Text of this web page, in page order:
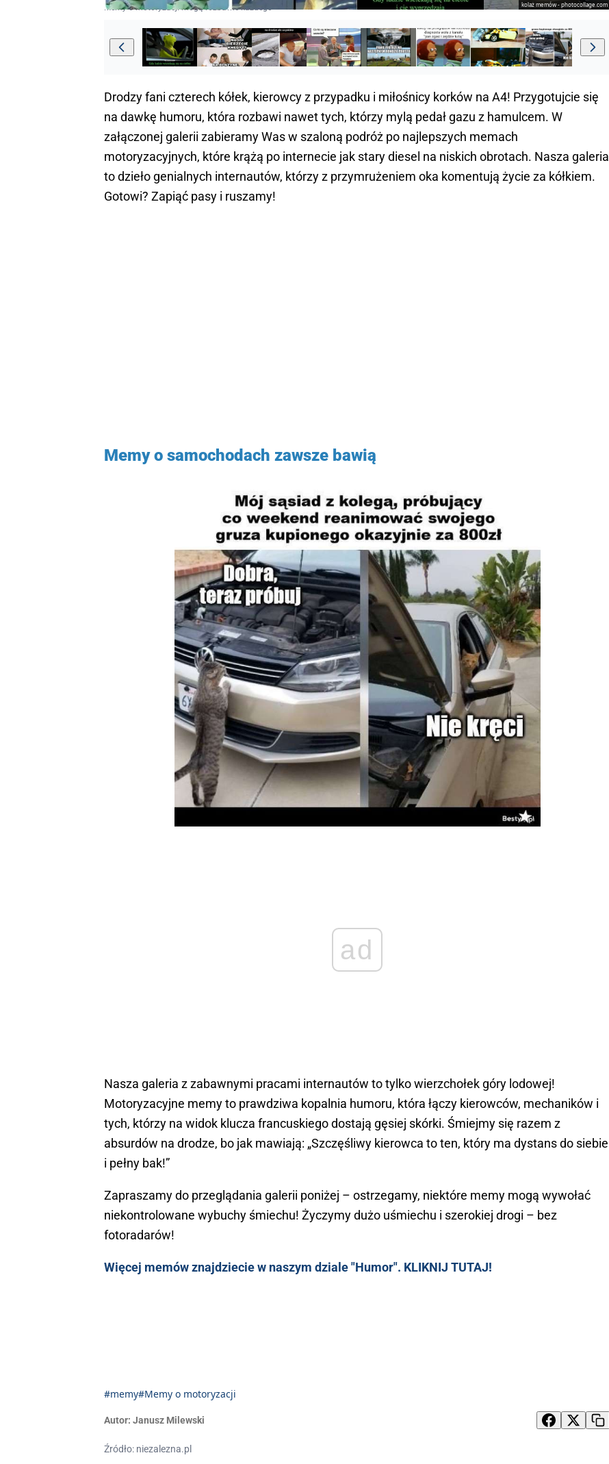
kolaż memów - photocollage.com
Memy o motoryzacji mogą rozbawić każdego
Drodzy fani czterech kółek, kierowcy z przypadku i miłośnicy korków na A4! Przygotujcie się
na dawkę humoru, która rozbawi nawet tych, którzy mylą pedał gazu z hamulcem. W
załączonej galerii zabieramy Was w szaloną podróż po najlepszych memach
motoryzacyjnych, które krążą po internecie jak stary diesel na niskich obrotach. Nasza galeria
to dzieło genialnych internautów, którzy z przymrużeniem oka komentują życie za kółkiem.
Gotowi? Zapiąć pasy i ruszamy!
Memy o samochodach zawsze bawią
ad
Nasza galeria z zabawnymi pracami internautów to tylko wierzchołek góry lodowej!
Motoryzacyjne memy to prawdziwa kopalnia humoru, która łączy kierowców, mechaników i
tych, którzy na widok klucza francuskiego dostają gęsiej skórki. Śmiejmy się razem z
absurdów na drodze, bo jak mawiają: „Szczęśliwy kierowca to ten, który ma dystans do siebie
i pełny bak!”
Zapraszamy do przeglądania galerii poniżej – ostrzegamy, niektóre memy mogą wywołać
niekontrolowane wybuchy śmiechu! Życzymy dużo uśmiechu i szerokiej drogi – bez
fotoradarów!
Więcej memów znajdziecie w naszym dziale "Humor". KLIKNIJ TUTAJ!
#memy#Memy o motoryzacji
Autor: Janusz Milewski
Źródło: niezalezna.pl